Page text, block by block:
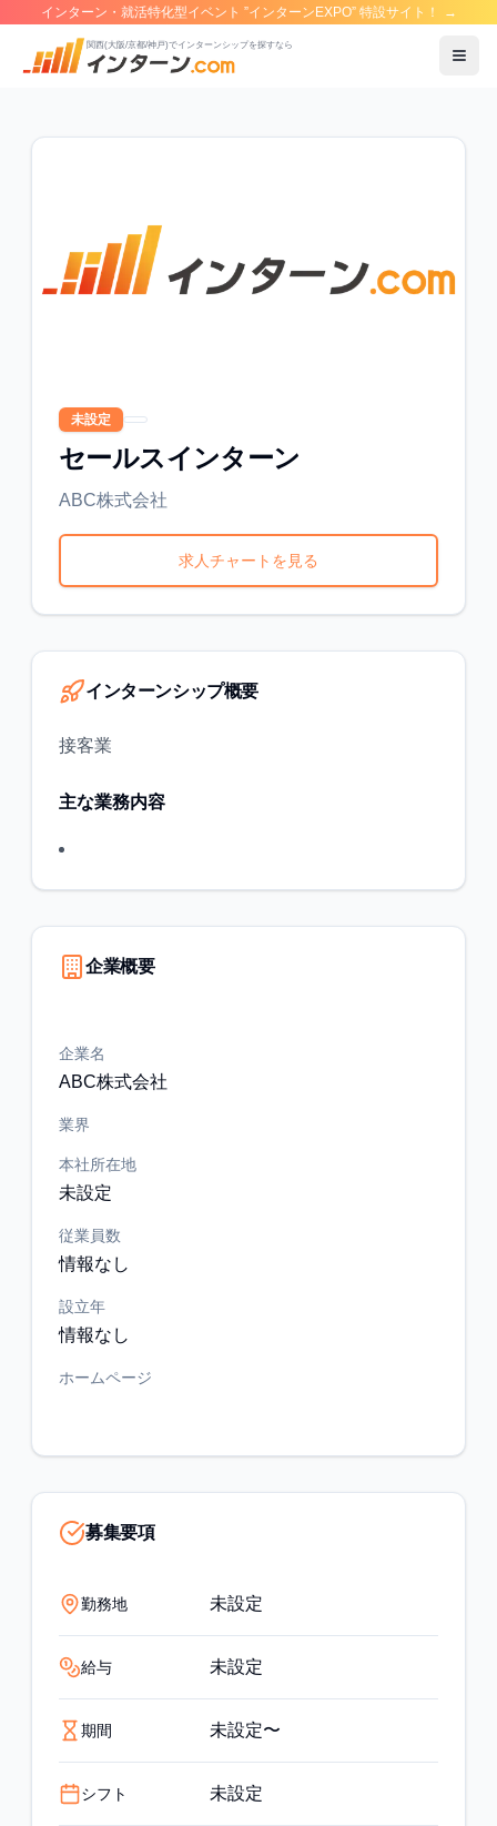
インターン・就活特化型イベント ”インターンEXPO” 特設サイト！ →
関西(大阪/京都/神戸)でインターンシップを探すなら
メニ
未設定
セールスインターン
ABC株式会社
求人チャートを見る
インターンシップ概要
接客業
主な業務内容
企業概要
企業名
ABC株式会社
業界
本社所在地
未設定
従業員数
情報なし
設立年
情報なし
ホームページ
募集要項
勤務地 未設定
給与 未設定
期間 未設定〜
シフト 未設定